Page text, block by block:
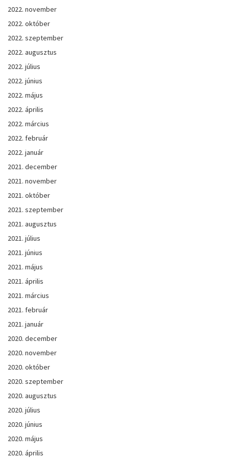
2022. november
2022. október
2022. szeptember
2022. augusztus
2022. július
2022. június
2022. május
2022. április
2022. március
2022. február
2022. január
2021. december
2021. november
2021. október
2021. szeptember
2021. augusztus
2021. július
2021. június
2021. május
2021. április
2021. március
2021. február
2021. január
2020. december
2020. november
2020. október
2020. szeptember
2020. augusztus
2020. július
2020. június
2020. május
2020. április